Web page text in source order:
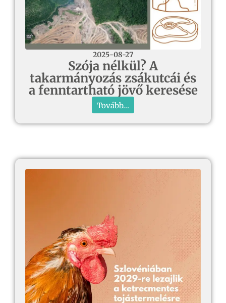
2025-08-27
Szója nélkül? A
takarmányozás zsákutcái és
a fenntartható jövő keresése
Tovább...